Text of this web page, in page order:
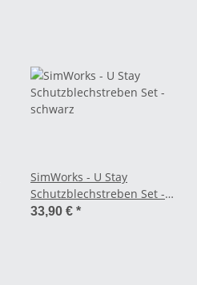
SimWorks - U Stay
Schutzblechstreben Set -
schwarz
33,90 € *